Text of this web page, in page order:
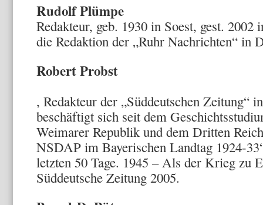
Rudolf Plümpe
Redakteur, geb. 1930 in Soest, gest.
die Redaktion der „Ruhr Nachrichten“ in
Robert Probst
, Redakteur der „Süddeutschen Zeitung“
beschäftigt sich seit dem
Weimarer Republik und dem Dritten
NSDAP im Bayerischen Landtag 1924-
letzten 50 Tage. 1945 – Als der Krieg zu
Süddeutsche Zeitung 2005.